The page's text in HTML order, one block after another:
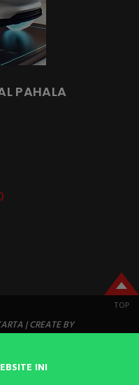
INI
PAHALA
| CREATE BY
TOP